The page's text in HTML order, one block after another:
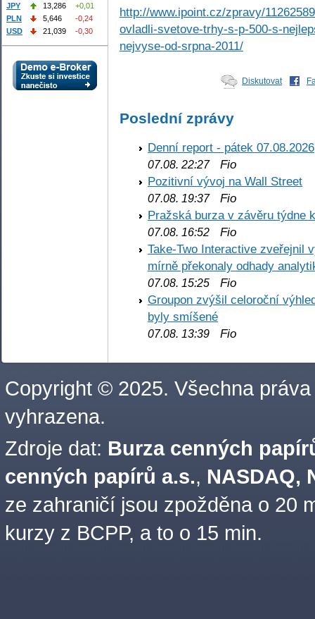
http://www.ipoint.cz/zpravy/
ovladli-svetove-trhy-s-p-500-s-
nejvyse-od-srpna-2011/
Diskutovat
Poslední zprávy
Denní report - pátek 07.08.2026
07.08. 22:27Fio
Pozitivní vývoj na Wall Street
07.08. 19:37Fio
Pražská burza v závěru týdne
07.08. 16:52 Fio
Take-Two Interactive zveřejnil
mírně překonaly odhady
07.08. 15:25 Fio
Groupon zvýšil celoroční
byly smíšené
07.08. 13:39 Fio
JPY
13,286
+0,01
PLN
5,646
-0,24
USD
21,039 -0,30
Copyright © 2025. Všechna práva
vyhrazena.
Zdroje dat: Burza cenných
cenných papírů a.s., NASDAQ,
ze zahraničí jsou zpožděna o 20
kurzy z BCPP, a to o 15 min.